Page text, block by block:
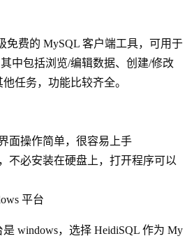
免费的 MySQL 客户端工具，可用于
中包括浏览/编辑数据、创建/修改
任务，功能比较齐全。
面操作简单，很容易上手
不必安装在硬盘上，打开程序可以
平台
windows，选择 HeidiSQL 作为 My